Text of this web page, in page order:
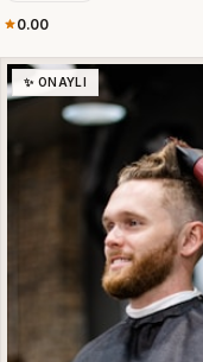
0.00
✨ ONAYLI